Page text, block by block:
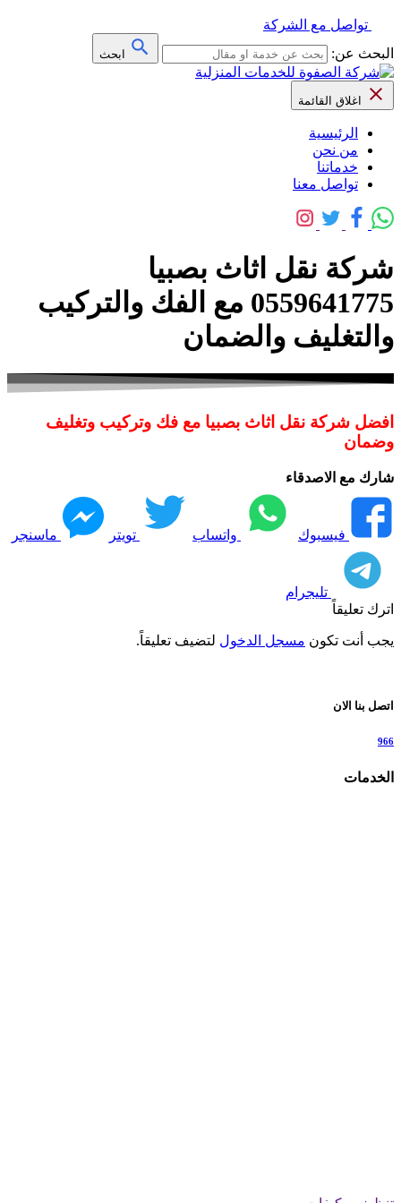
تواصل مع الشركة
البحث عن:
ابحث
اغلاق القائمة
الرئيسية
من نحن
خدماتنا
تواصل معنا
شركة نقل اثاث بصبيا
0559641775 مع الفك والتركيب
والتغليف والضمان
افضل شركة نقل اثاث بصبيا مع فك وتركيب وتغليف
وضمان
شارك مع الاصدقاء
فيسبوك واتساب تويتر ماسنجر
تليجرام
اترك تعليقاً
يجب أنت تكون مسجل الدخول لتضيف تعليقاً.
اتصل بنا الان
966
الخدمات